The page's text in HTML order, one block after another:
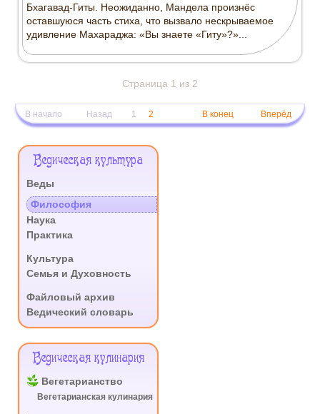
Бхагавад-Гиты. Неожиданно, Мандела произнёс
оставшуюся часть стиха, что вызвало нескрываемое
удивление Махараджа: «Вы знаете «Гиту»?»...
Страница 1 из 2
В начало Назад 1 2 Вперёд
В конец
Меню
Ведическая культура
Веды
.
Философия
Наука
Практика
Культура
Семья и Духовность
Файловый архив
Ведический словарь
Ведическая кулинария
Вегетарианство
Вегетарианская кулинария